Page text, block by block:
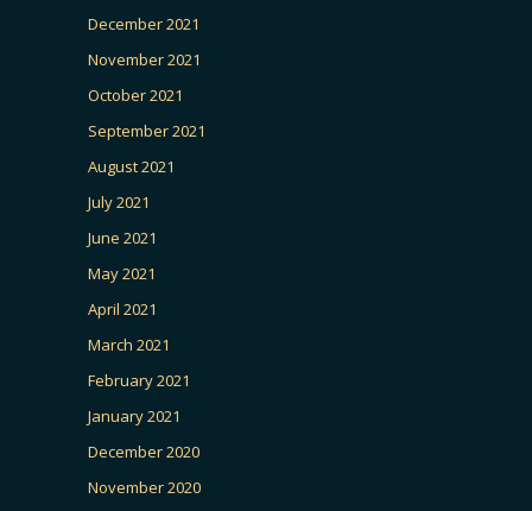
December 2021
November 2021
October 2021
September 2021
August 2021
July 2021
June 2021
May 2021
April 2021
March 2021
February 2021
January 2021
December 2020
November 2020